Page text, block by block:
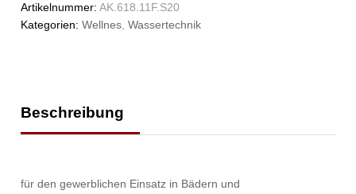
Artikelnummer:AK.618.11F.S20
Kategorien:Wellnes,Wassertechnik
Beschreibung
für den gewerblichen Einsatz in Bädern und